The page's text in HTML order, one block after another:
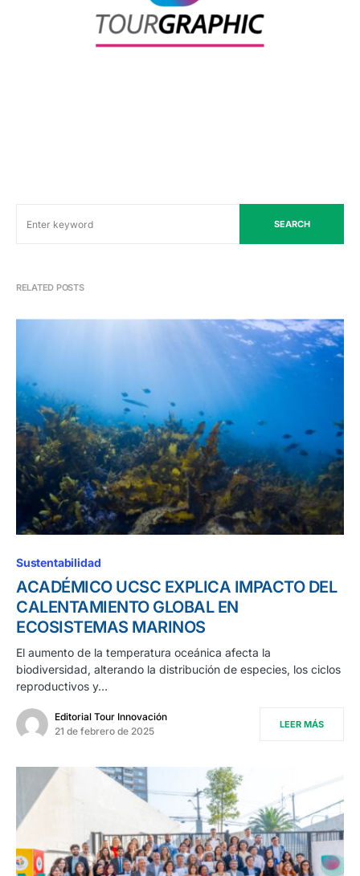
SEARCH
RELATED POSTS
Sustentabilidad
ACADÉMICO UCSC EXPLICA IMPACTO DEL
CALENTAMIENTO GLOBAL EN
ECOSISTEMAS MARINOS
El aumento de la temperatura oceánica afecta la
biodiversidad, alterando la distribución de especies, los ciclos
reproductivos y…
Editorial Tour Innovación
21 de febrero de 2025
LEER MÁS